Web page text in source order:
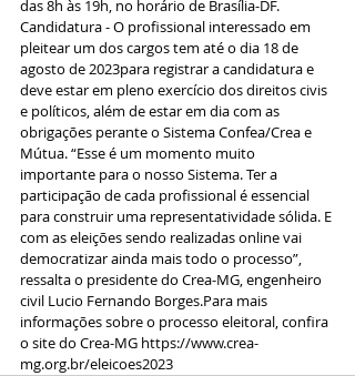
das 8h às 19h, no horário de Brasília-DF.
Candidatura - O profissional interessado em
pleitear um dos cargos tem até o dia 18 de
agosto de 2023para registrar a candidatura e
deve estar em pleno exercício dos direitos civis
e políticos, além de estar em dia com as
obrigações perante o Sistema Confea/Crea e
Mútua. “Esse é um momento muito
importante para o nosso Sistema. Ter a
participação de cada profissional é essencial
para construir uma representatividade sólida. E
com as eleições sendo realizadas online vai
democratizar ainda mais todo o processo”,
ressalta o presidente do Crea-MG, engenheiro
civil Lucio Fernando Borges.Para mais
informações sobre o processo eleitoral, confira
o site do Crea-MG https://www.crea-
mg.org.br/eleicoes2023